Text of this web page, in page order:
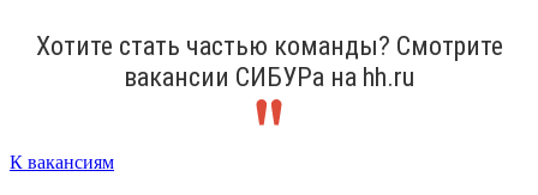
Хотите стать частью команды? Смотрите
вакансии СИБУРа на hh.ru
К вакансиям